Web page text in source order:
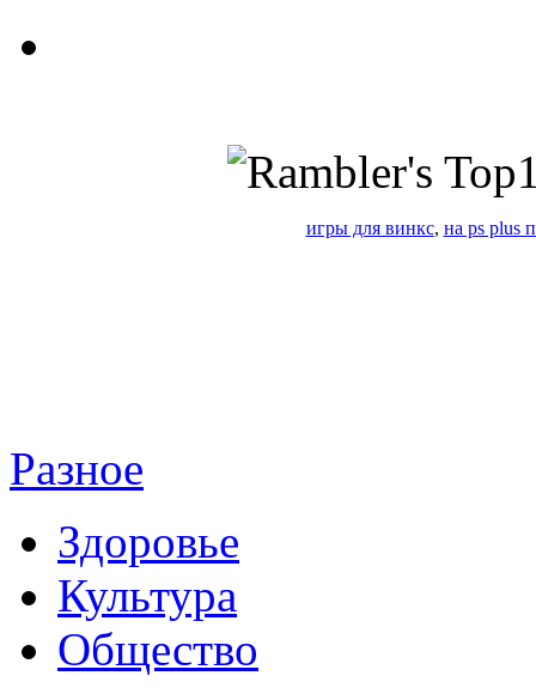
игры для винкс, на ps plus
Разное
Здоровье
Культура
Общество